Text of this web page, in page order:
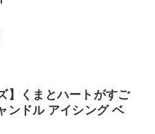
】くまとハートがすご
ンドル アイシング ベ